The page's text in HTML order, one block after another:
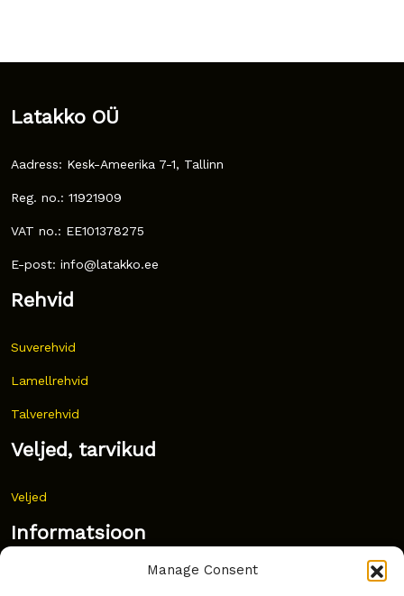
Manage Consent
Latakko OÜ
Aadress: Kesk-Ameerika 7-1, Tallinn
Reg. no.: 11921909
VAT no.: EE101378275
E-post: info@latakko.ee
Rehvid
Suverehvid
Lamellrehvid
Talverehvid
Veljed, tarvikud
Veljed
Informatsioon